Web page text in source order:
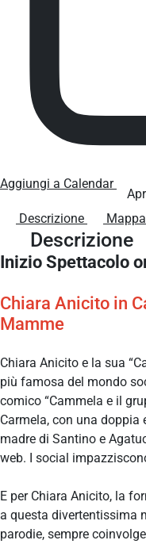
Aggiungi a Calendar
Descrizione
Mappa
Descrizione
Inizio Spettacolo
Chiara Anicito in
Mamme
Chiara Anicito e la sua
più famosa del mondo
comico “Cammela e il
Carmela, con una
madre di Santino e
web. I social
E per Chiara Anicito, la
a questa divertentissima
parodie, sempre